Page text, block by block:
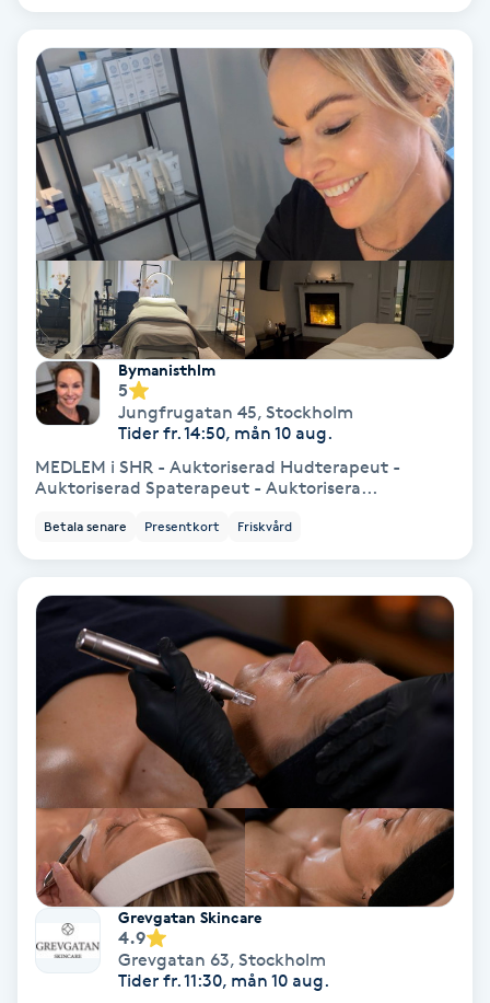
Diamantslipning
Enzympeeling
Extensions
Extensions borttagning
Eyeliner-tatuering
Fettreducering
Fibromassage
Fillers
Fotmassage
Fotsvamp
Fotvård
Bymanisthlm
5
Jungfrugatan 45, Stockholm
Tider fr. 14:50, mån 10 aug.
MEDLEM i SHR - Auktoriserad Hudterapeut -
Auktoriserad Spaterapeut - Auktorisera...
Betala senare Presentkort Friskvård
Grevgatan Skincare
4.9
Grevgatan 63, Stockholm
Tider fr. 11:30, mån 10 aug.